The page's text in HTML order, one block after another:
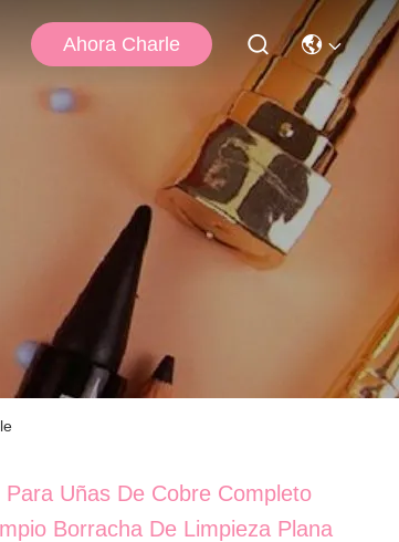
Ahora Charle
Para Uñas De Cobre Completo
Borracha De Limpieza Plana